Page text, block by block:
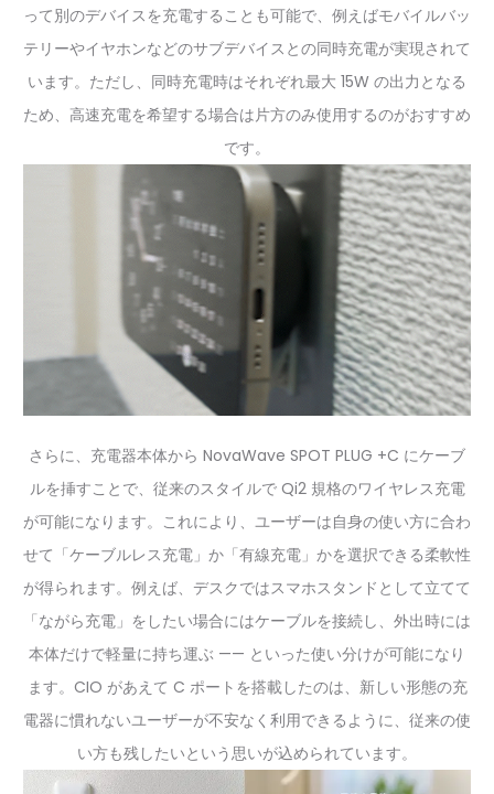
って別のデバイスを充電することも可能で、例えばモバイルバッ
テリーやイヤホンなどのサブデバイスとの同時充電が実現されて
います。ただし、同時充電時はそれぞれ最大 15W の出力となる
ため、高速充電を希望する場合は片方のみ使用するのがおすすめ
です。
さらに、充電器本体から NovaWave SPOT PLUG +C にケーブ
ルを挿すことで、従来のスタイルで Qi2 規格のワイヤレス充電
が可能になります。これにより、ユーザーは自身の使い方に合わ
せて「ケーブルレス充電」か「有線充電」かを選択できる柔軟性
が得られます。例えば、デスクではスマホスタンドとして立てて
「ながら充電」をしたい場合にはケーブルを接続し、外出時には
本体だけで軽量に持ち運ぶ —— といった使い分けが可能になり
ます。CIO があえて C ポートを搭載したのは、新しい形態の充
電器に慣れないユーザーが不安なく利用できるように、従来の使
い方も残したいという思いが込められています。